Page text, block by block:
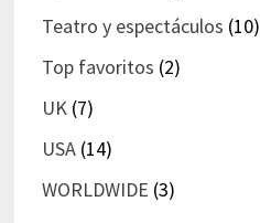
Teatro y espectáculos (10)
Top favoritos (2)
UK(7)
USA(14)
WORLDWIDE (3)